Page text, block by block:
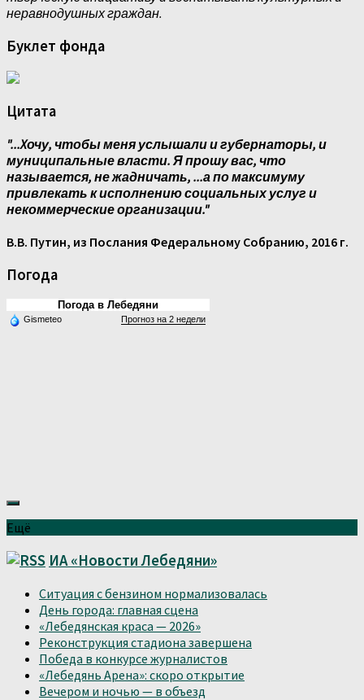
неравнодушных граждан.
Буклет фонда
Цитата
"...Xочу, чтобы меня услышали и губернаторы, и
муниципальные власти. Я прошу вас, что
называется, не жадничать, ...а по максимуму
привлекать к исполнению социальных услуг и
некоммерческие организации."
В.В. Путин, из Послания Федеральному Собранию, 2016 г.
Погода
Погода в Лебедяни
Gismeteo Прогноз на 2 недели
Ещё
ИА «Новости Лебедяни»
Ситуация с бензином нормализовалась
День города: главная сцена
«Лебедянская краса — 2026»
Реконструкция стадиона завершена
Победа в конкурсе журналистов
«Лебедянь Арена»: скоро открытие
Вечером и ночью — в объезд